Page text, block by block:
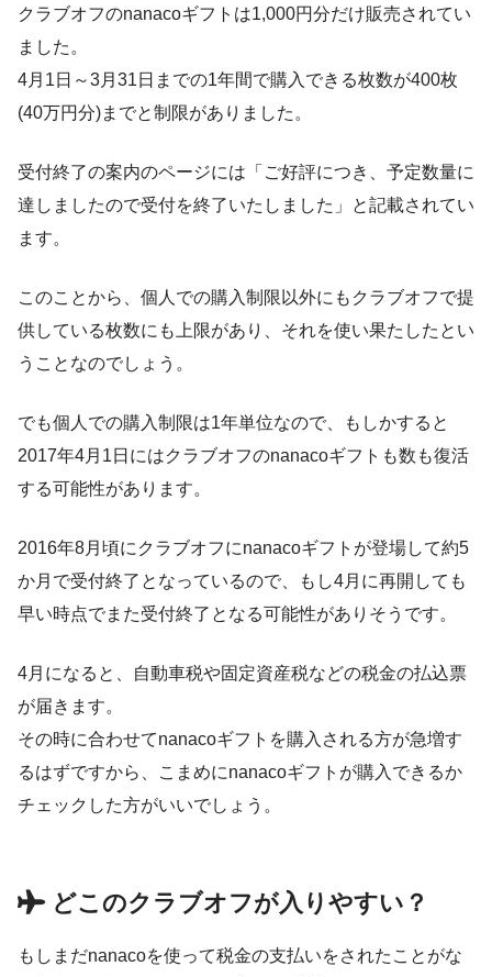
クラブオフのnanacoギフトは1,000円分だけ販売されてい
ました。
4月1日～3月31日までの1年間で購入できる枚数が400枚
(40万円分)までと制限がありました。
受付終了の案内のページには「ご好評につき、予定数量に
達しましたので受付を終了いたしました」と記載されてい
ます。
このことから、個人での購入制限以外にもクラブオフで提
供している枚数にも上限があり、それを使い果たしたとい
うことなのでしょう。
でも個人での購入制限は1年単位なので、もしかすると
2017年4月1日にはクラブオフのnanacoギフトも数も復活
する可能性があります。
2016年8月頃にクラブオフにnanacoギフトが登場して約5
か月で受付終了となっているので、もし4月に再開しても
早い時点でまた受付終了となる可能性がありそうです。
4月になると、自動車税や固定資産税などの税金の払込票
が届きます。
その時に合わせてnanacoギフトを購入される方が急増す
るはずですから、こまめにnanacoギフトが購入できるか
チェックした方がいいでしょう。
どこのクラブオフが入りやすい？
もしまだnanacoを使って税金の支払いをされたことがな